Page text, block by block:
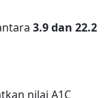
3.9 dan 22.2
nilai A1C